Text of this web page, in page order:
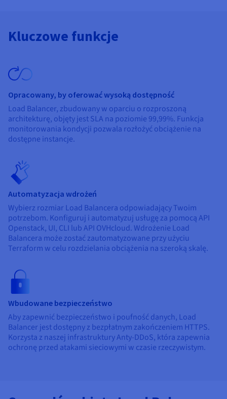
Kluczowe funkcje
Opracowany, by oferować wysoką dostępność
Load Balancer, zbudowany w oparciu o rozproszoną
architekturę, objęty jest SLA na poziomie 99,99%. Funkcja
monitorowania kondycji pozwala rozłożyć obciążenie na
dostępne instancje.
Automatyzacja wdrożeń
Wybierz rozmiar Load Balancera odpowiadający Twoim
potrzebom. Konfiguruj i automatyzuj usługę za pomocą API
Openstack, UI, CLI lub API OVHcloud. Wdrożenie Load
Balancera może zostać zautomatyzowane przy użyciu
Terraform w celu rozdzielania obciążenia na szeroką skalę.
Wbudowane bezpieczeństwo
Aby zapewnić bezpieczeństwo i poufność danych, Load
Balancer jest dostępny z bezpłatnym zakończeniem HTTPS.
Korzysta z naszej infrastruktury Anty-DDoS, która zapewnia
ochronę przed atakami sieciowymi w czasie rzeczywistym.